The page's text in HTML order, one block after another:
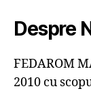
Despre
FEDAROM
2010 cu